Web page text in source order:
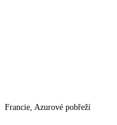
Francie, Azurové pobřeží